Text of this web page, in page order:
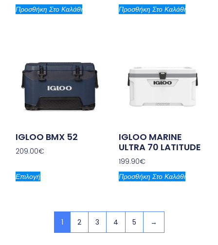
Προσθήκη Στο Καλάθι
Προσθήκη Στο Καλάθι
IGLOO BMX 52
209.00€
Επιλογή
IGLOO MARINE
ULTRA 70 LATITUDE
199.90€
Προσθήκη Στο Καλάθι
1 2 3 4 5 →